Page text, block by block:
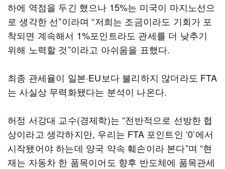
하에 역점을 두긴 했으나 15%는 미국이 마지노선으
로 생각한 선”이라며 “저희는 조금이라도 기회가 포
착되면 계속해서 1%포인트라도 관세를 더 낮추기
위해 노력할 것”이라고 아쉬움을 표했다.
최종 관세율이 일본·EU보다 불리하지 않더라도 FTA
는 사실상 무력화됐다는 분석이 나온다.
허정 서강대 교수(경제학)는 “전반적으로 선방한 협
상이라고 생각하지만, 우리는 FTA 포인트인 ‘0’에서
시작됐어야 하는데 양국 약속 훼손이라 본다”며 “현
재는 자동차 한 품목이어도 향후 반도체에 품목관세